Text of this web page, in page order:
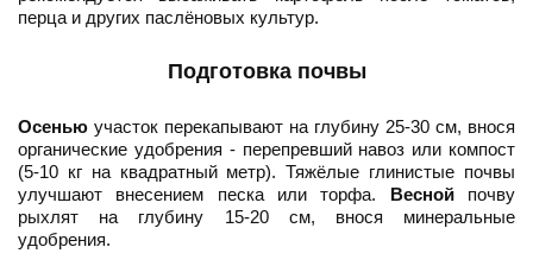
перца и других паслёновых культур.
Подготовка почвы
Осенью участок перекапывают на глубину 25-30 см, внося
органические удобрения - перепревший навоз или компост
(5-10 кг на квадратный метр). Тяжёлые глинистые почвы
улучшают внесением песка или торфа. Веснойпочву
рыхлят на глубину 15-20 см, внося минеральные
удобрения.